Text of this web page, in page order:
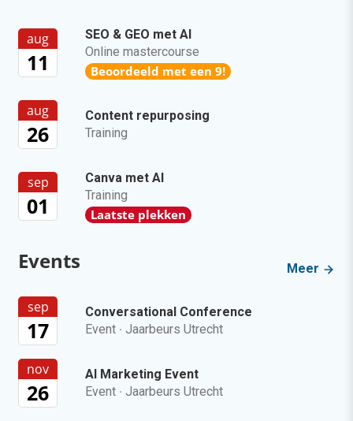
aug
11
SEO & GEO met AI
Online mastercourse
Beoordeeld met een 9!
aug
26
Content repurposing
Training
sep
01
Canva met AI
Training
Laatste plekken
Events Meer
sep
17
Conversational Conference
Event · Jaarbeurs Utrecht
nov
26
AI Marketing Event
Event · Jaarbeurs Utrecht